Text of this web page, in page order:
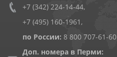
+7 (342) 224-14-44,
+7 (495) 160-1961 ,
по России: 8 800 707-61-60
Доп. номера в Перми: